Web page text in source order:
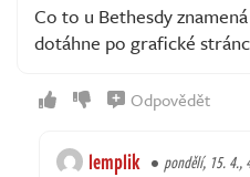
Co to u Bethesdy
dotáhne po grafické
Odpovědět
lemplik pondělí, 15. 4.,